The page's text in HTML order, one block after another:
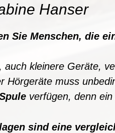
Hanser
n Sie Menschen, die
, auch kleinere Geräte,
Hörgeräte muss
verfügen, denn
agen sind eine ver